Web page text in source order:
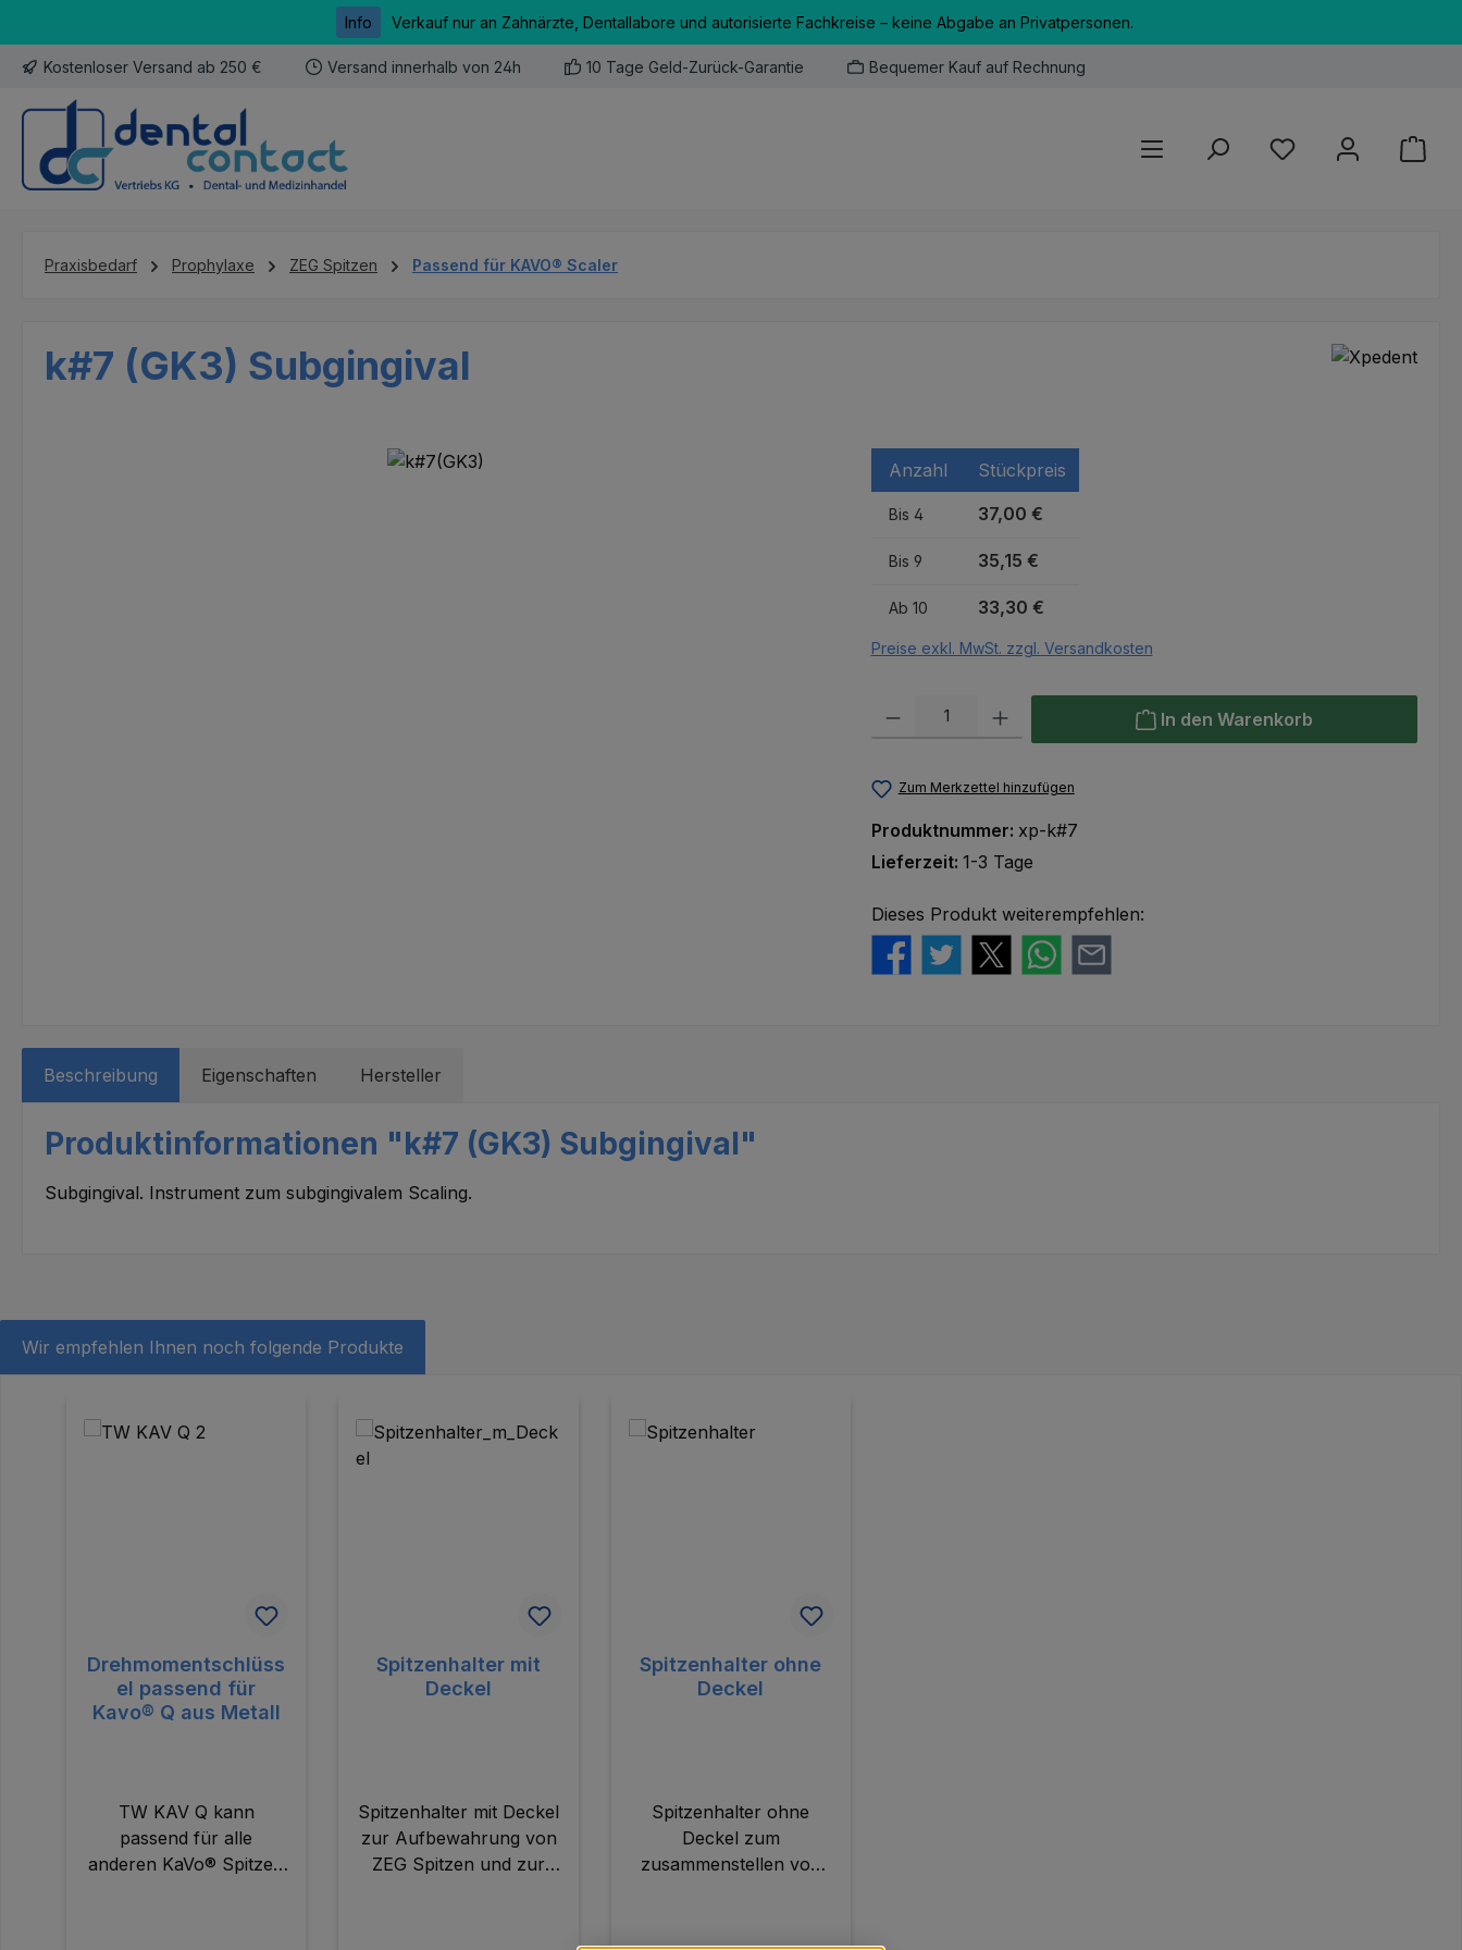
Info Verkauf nur an Zahnärzte, Dentallabore und autorisierte Fachkreise – keine Abgabe an Privatpersonen.
Kostenloser Versand ab 250 € Versand innerhalb von 24h 10 Tage Geld-Zurück-Garantie Bequemer Kauf auf Rechnung
Du hast 0 Produkte
Praxisbedarf Prophylaxe ZEG Spitzen Passend für KAVO® Scaler
k#7 (GK3) Subgingival
Anzahl Stückpreis
Bis 4 37,00 €
Bis 9 35,15 €
Ab 10 33,30 €
Preise exkl. MwSt. zzgl. Versandkosten
Produkt Anzahl: Gib den gewünschten Wert ein oder benutze die Schaltflächen
In den Warenkorb
Zum Merkzettel hinzufügen
Produktnummer: xp-k#7
Lieferzeit: 1-3 Tage
Dieses Produkt weiterempfehlen:
Beschreibung Eigenschaften Hersteller
Produktinformationen "k#7 (GK3) Subgingival"
Subgingival. Instrument zum subgingivalem Scaling.
Wir empfehlen Ihnen noch folgende Produkte
Drehmomentschlüss
el passend für
Kavo® Q aus Metall
TW KAV Q kann
passend für alle
anderen KaVo® Spitzen
Spitzenhalter mit
Deckel
Spitzenhalter mit Deckel
zur Aufbewahrung von
ZEG Spitzen und zur
Spitzenhalter ohne
Deckel
Spitzenhalter ohne
Deckel zum
zusammenstellen von